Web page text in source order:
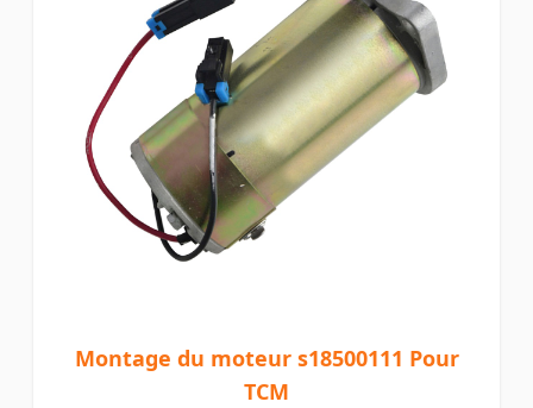
Montage du moteur s18500111 Pour
TCM